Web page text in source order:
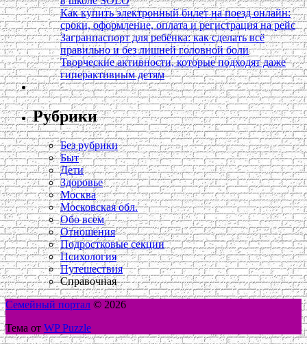
Как купить электронный билет на поезд онлайн:
сроки, оформление, оплата и регистрация на рейс
Загранпаспорт для ребёнка: как сделать всё
правильно и без лишней головной боли
Творческие активности, которые подходят даже
гиперактивным детям
Рубрики
Без рубрики
Быт
Дети
Здоровье
Москва
Московская обл.
Обо всем
Отношения
Подростковые секции
Психология
Путешествия
Справочная
Семейный портал © 2026
Тема от WP Puzzle